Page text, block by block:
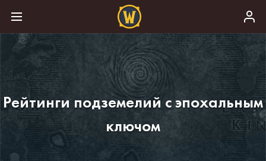
Рейтинги подземелий с эпохальным
ключом